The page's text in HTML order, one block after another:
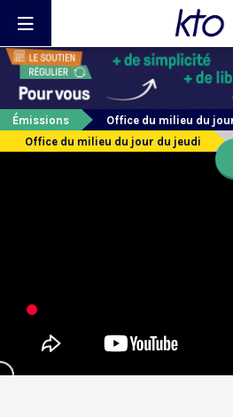
Émissions
Office du milieu du
Office du milieu du jour du jeudi